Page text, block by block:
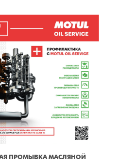
ПРОМЫВКА МАСЛЯНОЙ